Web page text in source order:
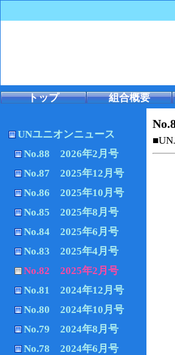
トップ 組合概要
UNユニオンニュース
No.88 2026年2月号
No.87 2025年12月号
No.86 2025年10月号
No.85 2025年8月号
No.84 2025年6月号
No.83 2025年4月号
No.82 2025年2月号
No.81 2024年12月号
No.80 2024年10月号
No.79 2024年8月号
No.78 2024年6月号